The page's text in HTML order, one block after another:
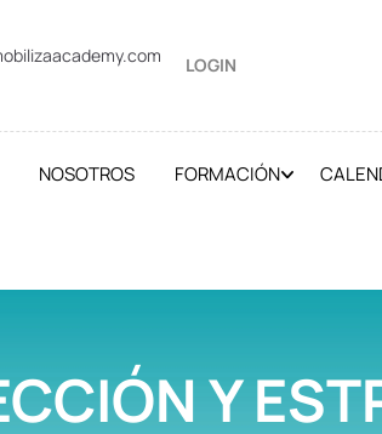
LOGIN
NOSOTROS FORMACIÓN
Y